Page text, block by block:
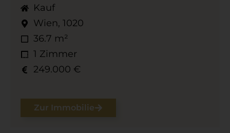
Kauf
Wien, 1020
36.7 m²
1 Zimmer
249.000 €
Zur Immobilie